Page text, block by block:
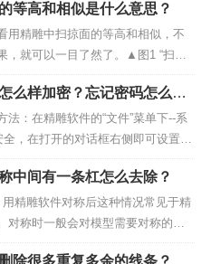
改为线框模式，或其他两个模式，
1 显示模式点击显示模式图标，在
等高和相似是什么意思？
用精雕中扫掠面的等高和相似，不
，就可以一目了然了。▲图1 “扫掠
的效果▲图2 等高做出来的效果通
很明显的看出来：相似产生的浮雕
浮雕”中的“自由高度”，它是由两条
么样加密？忘记密码怎么
法：在精雕软件的“文件”菜单下--系
全，在打开的对话框右侧即可设置密
密设置界面精雕图密码忘记怎么
中有一个破解密码的插件，打开插
，打开文件就会直接显示精雕图的
中间有一条杠怎么去除？
精雕软件对称后这种情况常见于精
对称时一般会对模型需要对称的部
：▲图2由于模型由点构成，填色是